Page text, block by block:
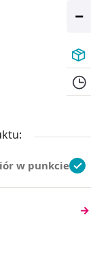
w punkcie